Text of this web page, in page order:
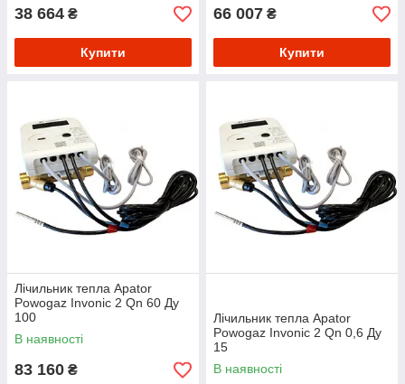
38 664 ₴
Купити
66 007 ₴
Купити
Лічильник тепла Apator
Powogaz Invonic 2 Qn 60 Ду
100
В наявності
83 160 ₴
Лічильник тепла Apator
Powogaz Invonic 2 Qn 0,6 Ду
15
В наявності